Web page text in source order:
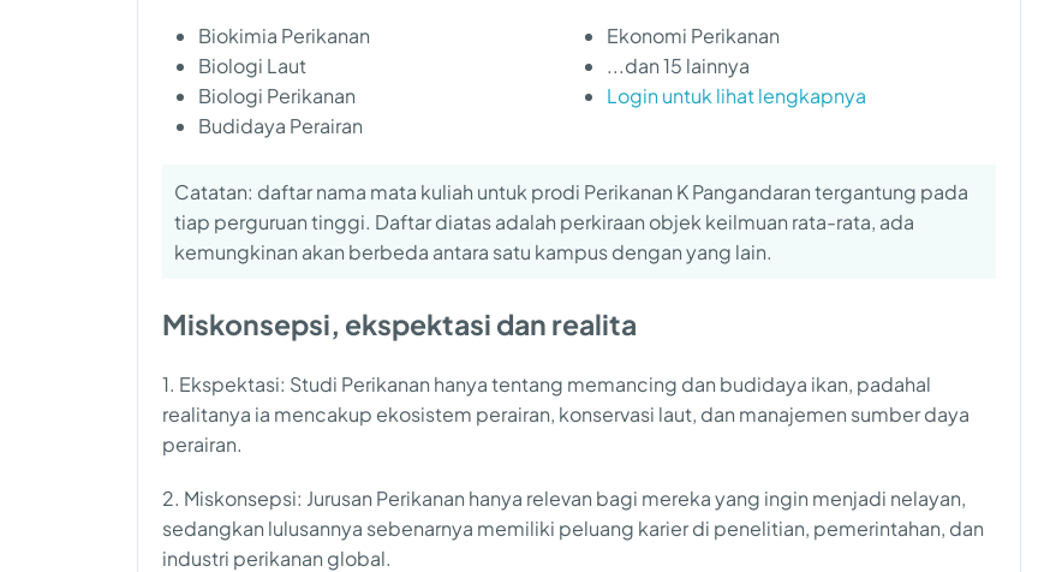
Biokimia Perikanan
Biologi Laut
Biologi Perikanan
Budidaya Perairan
Ekonomi Perikanan
...dan 15 lainnya
Login untuk lihat lengkapnya
Catatan: daftar nama mata kuliah untuk prodi Perikanan K Pangandaran tergantung pada
tiap perguruan tinggi. Daftar diatas adalah perkiraan objek keilmuan rata-rata, ada
kemungkinan akan berbeda antara satu kampus dengan yang lain.
Miskonsepsi, ekspektasi dan realita
1. Ekspektasi: Studi Perikanan hanya tentang memancing dan budidaya ikan, padahal
realitanya ia mencakup ekosistem perairan, konservasi laut, dan manajemen sumber daya
perairan.
2. Miskonsepsi: Jurusan Perikanan hanya relevan bagi mereka yang ingin menjadi nelayan,
sedangkan lulusannya sebenarnya memiliki peluang karier di penelitian, pemerintahan, dan
industri perikanan global.